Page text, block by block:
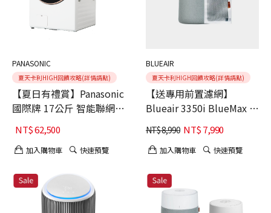
PANASONIC
夏天卡利HIGH回饋攻略(詳情請點)
【夏日有禮賞】Panasonic
國際牌 17公斤 智能聯網系
列 變頻溫水 熱泵式滾筒洗
衣機 NA-V170RPH-W 舊機
回收+基本安裝
NT$62,500
加入購物車 快速預覽
BLUEAIR
夏天卡利HIGH回饋攻略(詳情請點)
【送專用前置濾網】
Blueair 3350i BlueMax 空
氣清淨機
NT$8,990 NT$7,990
加入購物車 快速預覽